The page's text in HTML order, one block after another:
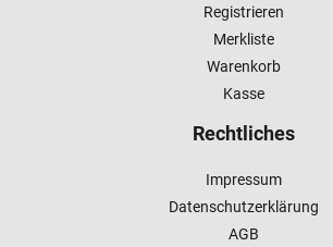
Registrieren
Merkliste
Warenkorb
Kasse
Rechtliches
Impressum
Datenschutzerklärung
AGB